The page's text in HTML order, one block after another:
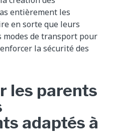
entièrement les
en sorte que leurs
de transport pour
la sécurité des
les parents
adaptés à